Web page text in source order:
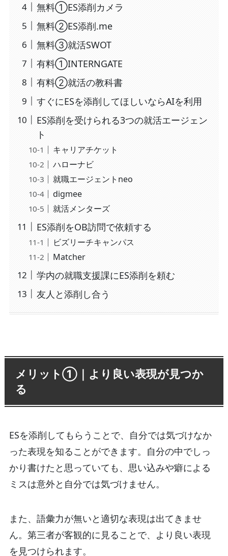
無料①ES添削カメラ
無料②ES添削.me
無料③就活SWOT
有料①INTERNGATE
有料②就活の教科書
すぐにESを添削してほしいならAIを利用
ES添削を受けられる3つの就活エージェン
ト
キャリアチケット
ハローナビ
就職エージェントneo
digmee
就活メンターズ
ES添削をOB訪問で依頼する
ビズリーチキャンパス
Matcher
学内の就職支援課にES添削を頼む
友人と添削し合う
メリット①｜より良い表現が見つか
る
ESを添削してもらうことで、自分では気づけなか
った表現を知ることができます。自分の中でしっ
かり書けたと思っていても、思い込みや癖による
ミスは意外と自分では気づけません。
また、語彙力が無いと適切な表現は出てきませ
ん。第三者が客観的に見ることで、より良い表現
を見つけられます。